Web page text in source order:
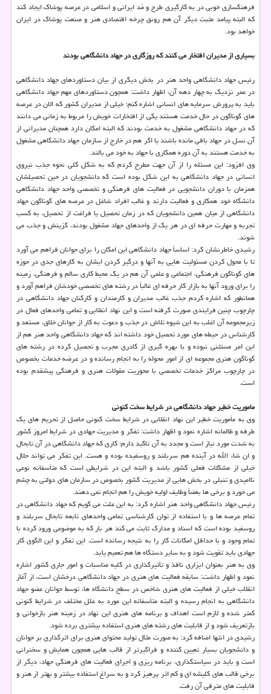
فرهنگسازی خوبی در به كارگیری طرح و مُد ایرانی و اسلامی در عرصه پوشاك ایجاد كند
كه البته پیامد مثبت دیگر آن هم رونق چرخه اقتصادی هنر و صنعت پوشاك در ایران
خواهد بود.
بسیاری از مدیران افتخار می كنند كه روزگاری در جهاد دانشگاهی بودند
رئیس جهاد دانشگاهی واحد هنر در بخش دیگری از بیان دستاوردهای جهاد دانشگاهی
در عمر نزدیك به چهار دهه آن، اظهار داشت: همچون دستاوردهای مهم جهاد دانشگاهی
باید به پرورش سرمایه های انسانی اشاره كنم؛ خیلی از مدیران كشور كه الان در عرصه
های گوناگون در حال خدمت هستند یكی از افتخارات خویش را مربوط به زمانی می دانند
كه در جهاد دانشگاهی مشغول به خدمت بودند كه البته امكان دارد همچنان مدیرانی از
آن نسل در جهاد باقی مانده باشند یا اگر هم در خارج از سازمان جهاد دانشگاهی مشغول
به خدمت هستند به آن دوره همكاری با جهاد به خود می بالند.
وی افزود: این مسئله را از آن جهت مطرح كردم كه به شكل كلی نحوه جذب نیروی
انسانی در جهاد دانشگاهی به این شكل بوده است كه دانشجویان در حین تحصیلشان
همزمان با دوران دانشجویی در فعالیت های فرهنگی و تخصصی واحد جهاد دانشگاهی
دانشگاه خود همكاری و فعالیت دارند و غالب افراد شاغل در عرصه های گوناگون جهاد
دانشگاهی از میان همین دانشجویان كه در زمان تحصیل یا فراغت از تحصیل، به كسب
تجربه و مهارت حرفه ای در هر یك از واحدهای جهاد مشغول بودند، گزینش و جذب می
شوند.
رشیدی خاطرنشان كرد: اساساً جهاد دانشگاهی این امكان را برای جوانان فراهم می آورد
تا با محول كردن مسئولیت هایی به آنها و درگیر كردن ایشان به كارهای جدی در حوزه
های گوناگون فرهنگی، اجتماعی و علمی آن هم در یك محیط كاری سالم و فرهنگی، زمینه
را برای ورود آنها به بازار كار حرفه ای غالباً در رشته های تخصصی خودشان فراهم آورد و
همانطور كه اشاره كردم جذب غالب مدیران و كارمندان و كاركنان جهاد دانشگاهی در
چارچوب چنین فرایندی صورت گرفته است و این نهاد انقلابی و تمامی واحدهای فعال در
زیرمجموعه آن اغلب به این شیوه تلاش در جذب و دعوت به كار از جوانان خلاق، مستعد و
كارشناس در حیطه های مورد تحصیل خود داشته اند كه جهاد دانشگاهی واحد هنر هم از
این امر مستثنی نبوده و با بهره گیری از كادری مجرب و تحصیل كرده در رشته های
گوناگون هنری مجموعه ای از امور محوله را به انجام رسانده و در عرضه خدمات بخصوص
در چارچوب مراكز خدمات تخصصی با محوریت مقولات هنری و فرهنگی پیشقدم بوده
است.
ماموریت خطیر جهاد دانشگاهی در شرایط سخت كنونی
وی به مأموریت خطیر این نهاد انقلابی در شرایط سخت كنونی حاصل از تحریم های یك
طرفه و ظالمانه اشاره نمود و اظهار داشت: تفكر و مدیریت جهادی در شرایط امروز كشور
به شدت مورد نیاز است و مجدد به آن تاكید دارم؛ كاری كه جهاد دانشگاهی در آن تابحال
و ان شاء الله در آینده هم سربلند و روسفیده بوده و هست. این تفكر می تواند حلال
خیلی از مشكلات فعلی كشور باشد و البته این در شرایطی است كه متأسفانه نوعی
ناامیدی و تنبلی در بخش هایی از مدیریت كشور بخصوص در سازمان های دولتی به چشم
می خورد و برخی ها بعضاً وظایف اولیه خویش را هم انجام نمی دهند.
رئیس جهاد دانشگاهی واحد هنر اشاره كرد: به این علت می گویم كه جهاد دانشگاهی در
تمام عرصه ها و با استفاده از توان كارشناسی تمامی واحدهای تابعه تابحال سربلند و
روسفید بوده است كه اسناد و مدارك ثابت می كند هر بار كه به موضوعی ورود كرده با
تمام وجود و با حداقل امكانات كار را به نتیجه رسانده است. این تفكر و این الگوی كار
جهادی باید تقویت شود و به سایر دستگاه ها هم تعمیم یابد.
وی به هنر بعنوان ابزاری نافذ و تأثیرگذاری در كلیه مناسبات و امور جاری كشور اشاره
نمود و اظهار داشت: سابقه فعالیت های هنری در جهاد دانشگاهی درخشان است، از آغاز
انقلاب خیلی از فعالیت های هنری شاخص در سطح دانشگاه ها، توسط جوانان عضو جهاد
دانشگاهی به انجام رسیده و البته متأسفانه این مورد به علل مختلف در شرایط كنونی
كمتر شده و لازم است اهداف و برنامه های هنری این نهاد در زمینه هنر بازخوانی و
بازتعریف شود و از قابلیت های رشته های هنری استفاده بیشتری برده شود.
رشیدی در انتها اضافه كرد: به صورت مثال تولید محتوای هنری برای اثرگذاری بر جوانان
و دانشجویان بسیار تعیین كننده و فراگیرتر از قالب هایی همچون همایش و سخنرانی
است و باید در سیاستگذاری، برنامه ریزی و اجرای فعالیت های فرهنگی جهاد، دیگر از
برخی قالب های كلیشه ای و كم اثر پرهیز كرد و به سراغ استفاده بیشتر و بهتر از هنر و
قابلیت های مترقی آن رفت.